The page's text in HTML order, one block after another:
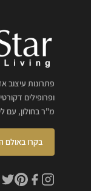
פתרונות עיצוב
מ"ר בחולון, עם
בקרו באולם